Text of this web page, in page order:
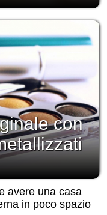
con
avere una casa
in poco spazio